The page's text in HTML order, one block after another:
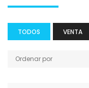
TODOS VENTA
Ordenar por